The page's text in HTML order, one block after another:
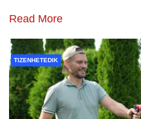
Read More
TIZENHETEDIK